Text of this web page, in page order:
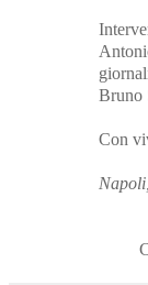
Bruno
Con